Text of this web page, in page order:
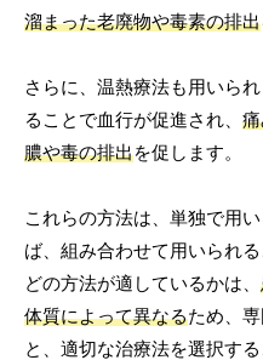
溜まった老廃物や毒素の排出
さらに、温熱療法も用いら
ることで血行が促進され、
膿や毒の排出を促します。
これらの方法は、単独で用
ば、組み合わせて用いられる
どの方法が適しているかは、
体質によって異なるため、
と、適切な治療法を選択する